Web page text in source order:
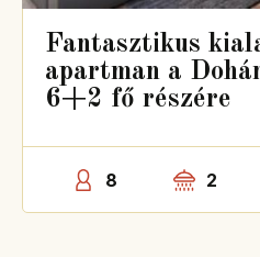
Fantasztikus
apartman a
6+2 fő részére
8 2